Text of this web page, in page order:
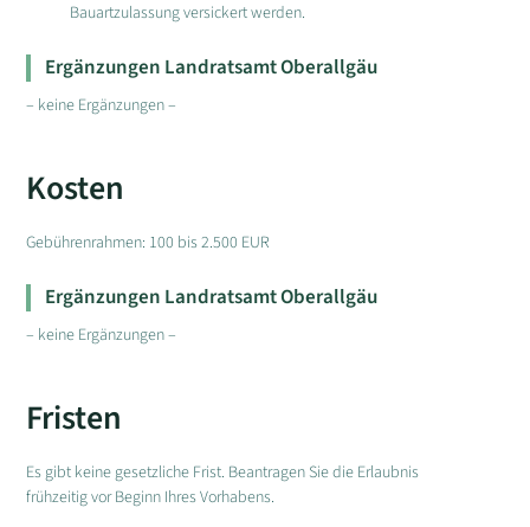
Bauartzulassung versickert werden.
Ergänzungen Landratsamt Oberallgäu
– keine Ergänzungen –
Kosten
Gebührenrahmen: 100 bis 2.500 EUR
Ergänzungen Landratsamt Oberallgäu
– keine Ergänzungen –
Fristen
Es gibt keine gesetzliche Frist. Beantragen Sie die Erlaubnis
frühzeitig vor Beginn Ihres Vorhabens.